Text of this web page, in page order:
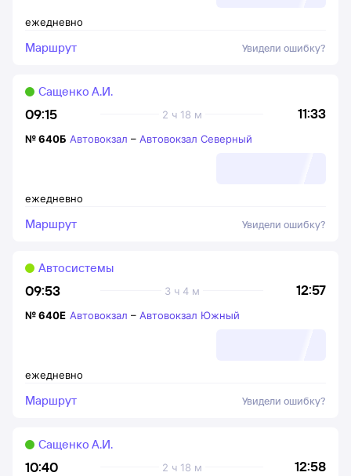
ежедневно
Маршрут Увидели ошибку?
09:15 11:33
2 ч 18 м
Сащенко А.И.
ежедневно
№640Б Автовокзал – Автовокзал Северный
Маршрут Увидели ошибку?
09:53 12:57
3 ч 4 м
Автосистемы
ежедневно
№640Е Автовокзал – Автовокзал Южный
Маршрут Увидели ошибку?
10:40 12:58
2 ч 18 м
Сащенко А.И.